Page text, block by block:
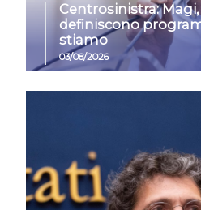
Centrosinistra:
definiscono
stiamo
03/08/2026